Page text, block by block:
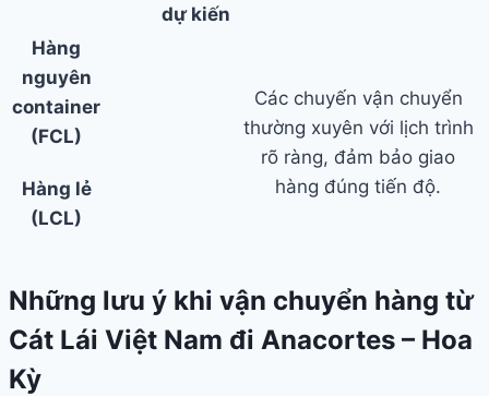
dự kiến
Hàng
nguyên
container
(FCL)
Các chuyến vận chuyển
thường xuyên với lịch trình
rõ ràng, đảm bảo giao
hàng đúng tiến độ.
Hàng lẻ
(LCL)
Những lưu ý khi vận chuyển hàng từ
Cát Lái Việt Nam đi Anacortes – Hoa
Kỳ